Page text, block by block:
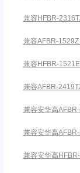
兼容HFBR-
兼容AFBR-
兼容HFBR-
兼容AFBR-
兼容安华高
兼容安华高
兼容安华高